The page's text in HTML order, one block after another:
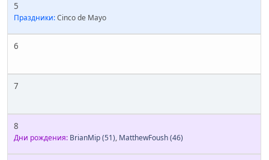
5
Праздники:Cinco de Mayo
6
7
8
Дни рождения: BrianMip(51), MatthewFoush(46)